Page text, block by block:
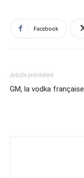
Facebook
Article précédent
GM, la vodka française